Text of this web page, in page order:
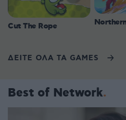
Cut The Rope
ΔΕΙΤΕ ΟΛΑ ΤΑ GAMES
Best of Network